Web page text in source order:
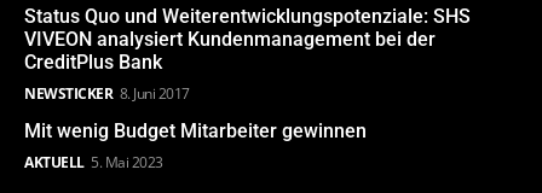
Status Quo und Weiterentwicklungspotenziale: SHS
VIVEON analysiert Kundenmanagement bei der
CreditPlus Bank
NEWSTICKER 8. Juni 2017
Mit wenig Budget Mitarbeiter gewinnen
AKTUELL 5. Mai 2023